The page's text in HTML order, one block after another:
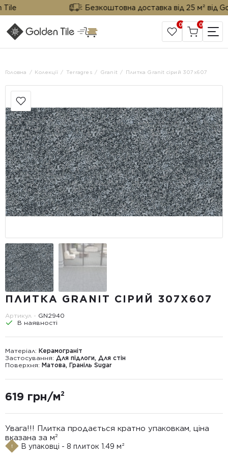
Безкоштовна доставка від 25 м² від
САЙТ КОМПАНІЇ
0 0
Головна Колекції Terragres Granit Плитка Granit сірий 307х607
ПЛИТКА GRANIT СІРИЙ 307Х607
Артикул - GN2940
В наявності
Матеріал: Керамограніт
Застосування: Для підлоги, Для стін
Поверхня: Матова, Граніль Sugar
619 грн/м²
Увага!!! Плитка продається кратно упаковкам, ціна
вказана за м²
В упаковці - 8 плиток 1.49 м²